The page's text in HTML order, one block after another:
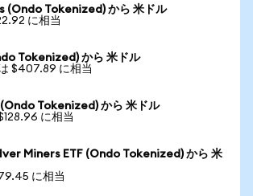
(Ondo Tokenized) から 米ドル
に相当
Tokenized) から 米ドル
$407.89 に相当
Tokenized) から 米ドル
に相当
Miners ETF (Ondo Tokenized) から 米
に相当